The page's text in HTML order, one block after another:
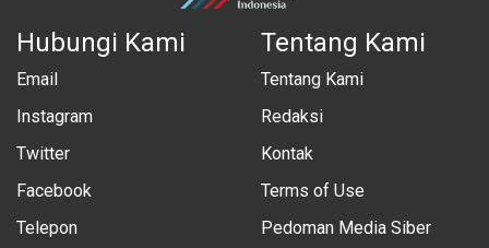
Hubungi Kami
Email
Instagram
Twitter
Facebook
Telepon
Tentang Kami
Tentang Kami
Redaksi
Kontak
Terms of Use
Pedoman Media Siber